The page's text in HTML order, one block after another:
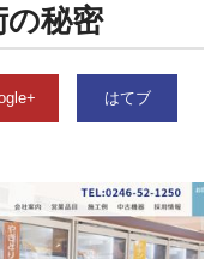
の秘密
はてブ